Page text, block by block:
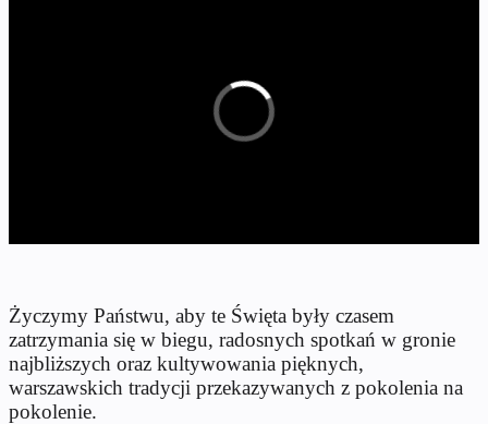
Życzymy Państwu, aby te Święta były czasem
zatrzymania się w biegu, radosnych spotkań w gronie
najbliższych oraz kultywowania pięknych,
warszawskich tradycji przekazywanych z pokolenia na
pokolenie.